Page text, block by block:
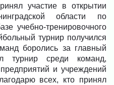
участие в открытии
области по
учебно-тренировочного
турнир получился
боролись за главный
турнир среди команд,
и учреждений
всех, кто принял